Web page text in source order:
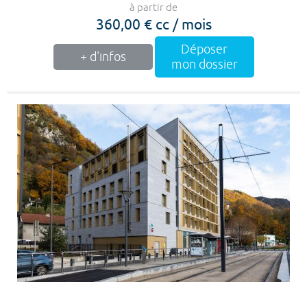
à partir de
360,00 € cc / mois
+ d'infos
Déposer
mon dossier